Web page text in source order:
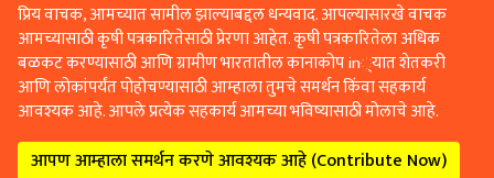
प्रिय वाचक, आमच्यात सामील झाल्याबद्दल धन्यवाद. आपल्यासारखे वाचक
आमच्यासाठी कृषी पत्रकारितेसाठी प्रेरणा आहेत. कृषी पत्रकारितेला अधिक
बळकट करण्यासाठी आणि ग्रामीण भारतातील कानाकोप in्यात शेतकरी
आणि लोकांपर्यंत पोहोचण्यासाठी आम्हाला तुमचे समर्थन किंवा सहकार्य
आवश्यक आहे. आपले प्रत्येक सहकार्य आमच्या भविष्यासाठी मोलाचे आहे.
आपण आम्हाला समर्थन करणे आवश्यक आहे (Contribute Now)